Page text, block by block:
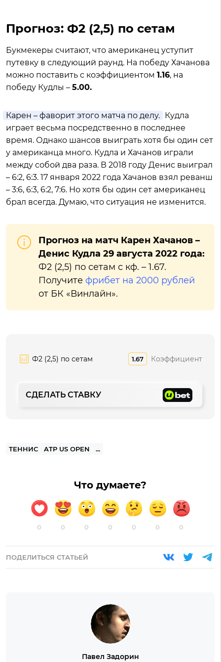
Прогноз: Ф2 (2,5) по сетам
Букмекеры считают, что американец уступит
путевку в следующий раунд. На победу Хачанова
можно поставить с коэффициентом 1.16, на
победу Кудлы – 5.00.
Карен – фаворит этого матча по делу.
Кудла
играет весьма посредственно в последнее
время. Однако шансов выиграть хотя бы один сет
у американца много. Кудла и Хачанов играли
между собой два раза. В 2018 году Денис выиграл
– 6:2, 6:3. 17 января 2022 года Хачанов взял реванш
– 3:6, 6:3, 6:2, 7:6. Но хотя бы один сет американец
брал всегда. Думаю, что ситуация не изменится.
Прогноз на матч Карен Хачанов –
Денис Кудла 29 августа 2022 года:
Ф2 (2,5) по сетам с кф. – 1.67.
Получите фрибет на 2000 рублей
от БК «Винлайн».
Ф2 (2,5) по сетам 1.67 Коэффициент
СДЕЛАТЬ СТАВКУ
ТЕННИС ATP US OPEN ...
Что думаете?
0 0 0 0 0 0 0
ПОДЕЛИТЬСЯ СТАТЬЕЙ
Павел Задорин